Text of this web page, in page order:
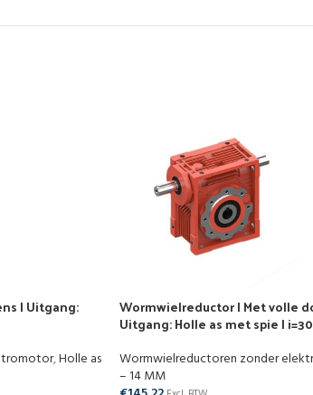
| Uitgang:
,Holle as
Wormwielreductor | Met volle
Uitgang: Holle as met spie | i=30
Wormwielreductoren zonder
– 14 MM